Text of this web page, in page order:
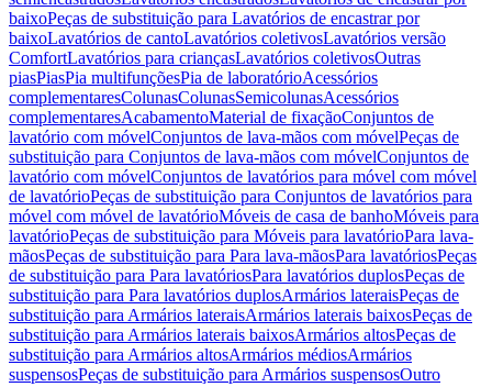
baixoPeças de substituição para Lavatórios de encastrar por
baixoLavatórios de cantoLavatórios coletivosLavatórios versão
ComfortLavatórios para criançasLavatórios coletivosOutras
piasPiasPia multifunçõesPia de laboratórioAcessórios
complementaresColunasColunasSemicolunasAcessórios
complementaresAcabamentoMaterial de fixaçãoConjuntos de
lavatório com móvelConjuntos de lava-mãos com móvelPeças de
substituição para Conjuntos de lava-mãos com móvelConjuntos de
lavatório com móvelConjuntos de lavatórios para móvel com móvel
de lavatórioPeças de substituição para Conjuntos de lavatórios para
móvel com móvel de lavatórioMóveis de casa de banhoMóveis para
lavatórioPeças de substituição para Móveis para lavatórioPara lava-
mãosPeças de substituição para Para lava-mãosPara lavatóriosPeças
de substituição para Para lavatóriosPara lavatórios duplosPeças de
substituição para Para lavatórios duplosArmários lateraisPeças de
substituição para Armários lateraisArmários laterais baixosPeças de
substituição para Armários laterais baixosArmários altosPeças de
substituição para Armários altosArmários médiosArmários
suspensosPeças de substituição para Armários suspensosOutro